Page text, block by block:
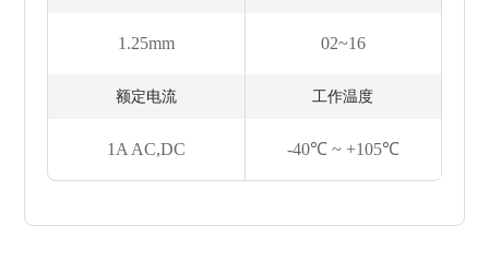
1.25mm 02~16
额定电流
1A AC,DC
工作温度
-40℃ ~ +105℃